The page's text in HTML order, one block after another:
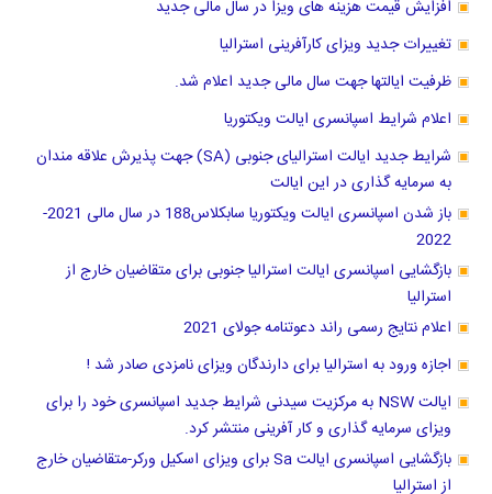
افزایش قیمت هزینه های ویزا در سال مالی جدید
تغییرات جدید ویزای کارآفرینی استرالیا
ظرفیت ایالتها جهت سال مالی جدید اعلام شد.
اعلام شرایط اسپانسری ایالت ویکتوریا
شرایط جدید ایالت استرالیای جنوبی (SA) جهت پذیرش علاقه مندان
به سرمایه گذاری در این ایالت
باز شدن اسپانسری ایالت ویکتوریا سابکلاس188 در سال مالی 2021-
2022
بازگشایی اسپانسری ایالت استرالیا جنوبی برای متقاضیان خارج از
استرالیا
اعلام نتایج رسمی راند دعوتنامه جولای 2021
اجازه ورود به استرالیا برای دارندگان ویزای نامزدی صادر شد !
ایالت NSW به مرکزیت سیدنی شرایط جدید اسپانسری خود را برای
ویزای سرمایه گذاری و کار آفرینی منتشر کرد.
بازگشایی اسپانسری ایالت Sa برای ویزای اسکیل ورکر-متقاضیان خارج
از استرالیا